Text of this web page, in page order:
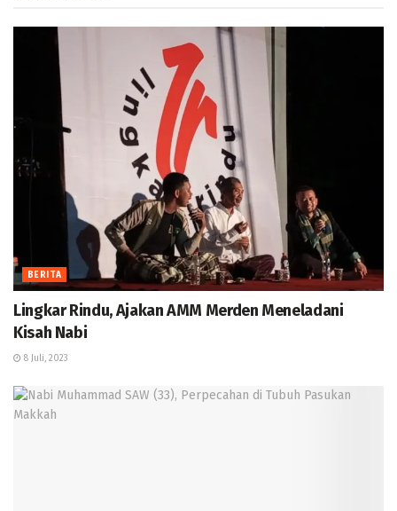
BERITA
Lingkar Rindu, Ajakan AMM Merden Meneladani
Kisah Nabi
8 Juli, 2023